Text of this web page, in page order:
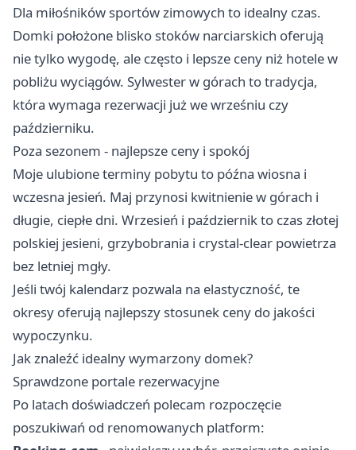
Dla miłośników sportów zimowych to idealny czas.
Domki położone blisko stoków narciarskich oferują
nie tylko wygodę, ale często i lepsze ceny niż hotele w
pobliżu wyciągów. Sylwester w górach to tradycja,
która wymaga rezerwacji już we wrześniu czy
październiku.
Poza sezonem - najlepsze ceny i spokój
Moje ulubione terminy pobytu to późna wiosna i
wczesna jesień. Maj przynosi kwitnienie w górach i
długie, ciepłe dni. Wrzesień i październik to czas złotej
polskiej jesieni, grzybobrania i crystal-clear powietrza
bez letniej mgły.
Jeśli twój kalendarz pozwala na elastyczność, te
okresy oferują najlepszy stosunek ceny do jakości
wypoczynku.
Jak znaleźć idealny wymarzony domek?
Sprawdzone portale rezerwacyjne
Po latach doświadczeń polecam rozpoczęcie
poszukiwań od renomowanych platform: